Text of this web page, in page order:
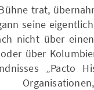
trat,
seine
nicht über
über
„Pacto